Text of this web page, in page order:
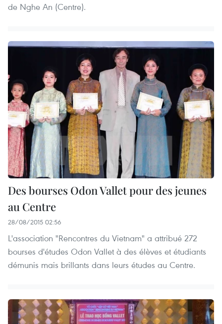
de Nghe An (Centre).
Des bourses Odon Vallet pour des jeunes
au Centre
28/08/2015 02:56
L'association "Rencontres du Vietnam" a attribué 272
bourses d'études Odon Vallet à des élèves et étudiants
démunis mais brillants dans leurs études au Centre.